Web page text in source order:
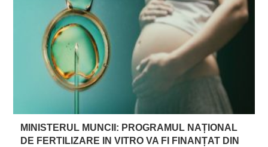
MINISTERUL MUNCII: PROGRAMUL NAȚIONAL
DE FERTILIZARE IN VITRO VA FI FINANȚAT DIN